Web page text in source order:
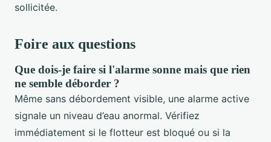
sollicitée.
Foire aux questions
Que dois-je faire si l'alarme sonne mais que rien
ne semble déborder ?
Même sans débordement visible, une alarme active
signale un niveau d’eau anormal. Vérifiez
immédiatement si le flotteur est bloqué ou si la